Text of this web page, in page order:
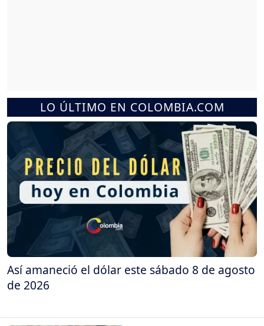
LO ÚLTIMO EN COLOMBIA.COM
Así amaneció el dólar este sábado 8 de agosto
de 2026